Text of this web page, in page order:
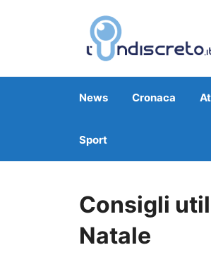
News Cronaca
Sport
Consigli
Natale